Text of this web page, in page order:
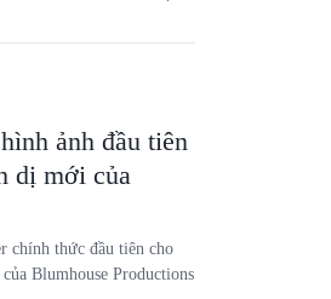
"thật ảo lẫn lộn".
ảnh đầu tiên
dị mới của
chính thức đầu tiên cho
Blumhouse Productions